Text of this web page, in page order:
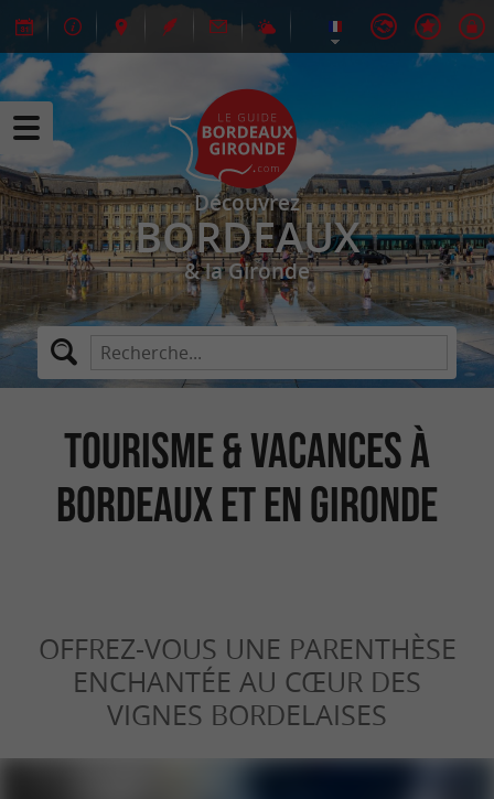
Découvrez
BORDEAUX
& la Gironde
Tourisme & Vacances à
Bordeaux et en Gironde
OFFREZ-VOUS UNE PARENTHÈSE
ENCHANTÉE AU CŒUR DES
VIGNES BORDELAISES